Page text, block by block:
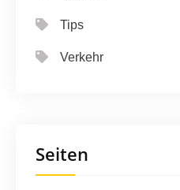
Tips
Verkehr
Seiten